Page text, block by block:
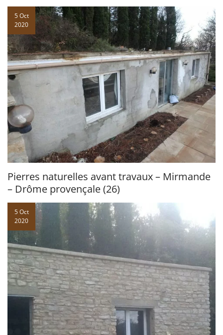
5 Oct
2020
Pierres naturelles avant travaux – Mirmande
– Drôme provençale (26)
5 Oct
2020